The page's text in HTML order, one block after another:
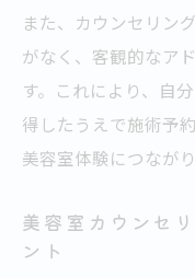
また、カウンセリン
がなく、客観的なア
す。これにより、自
得したうえで施術予
美容室体験につながり
美容室カウンセ
ント